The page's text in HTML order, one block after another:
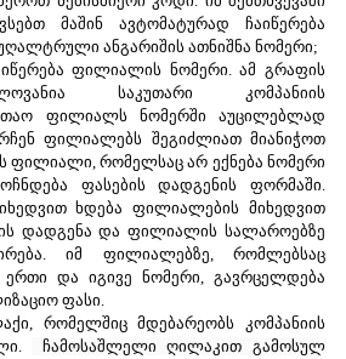
მაშინ ავტომატურად ჩაიწერება
ანგარიშის ათნიშნა ნომერი;
ფილიალის ნომერი. ამ გრაფის
საკუთარი კომპანიის
ფილიალს ნომერში აუცილებლად
ფილიალებს შეგიძლიათ მიანიჭოთ
ფილიალი, რომელსაც არ ექნება ნომერი
ფასების დადგენის ფორმაში.
ხდება ფილიალების მიხედვით
დადგენა და ფილიალის სალაროებზე
იმ ფილიალებზე, რომლებსაც
ერთი და იგივე ნომერი, გავრცელდება
ფასი.
რომელშიც მდებარეობს კომპანიის
ჩამოსაშლელი ღილაკით გამოსულ